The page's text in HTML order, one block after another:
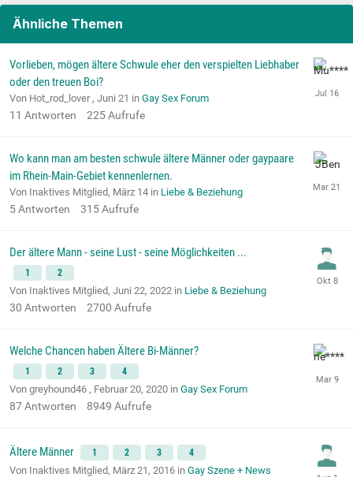
Ähnliche Themen
Vorlieben, mögen ältere Schwule eher den verspielten Liebhaber
oder den treuen Boi?
Von Hot_rod_lover , Juni 21 in Gay Sex Forum
11 Antworten 225Aufrufe
Wo kann man am besten schwule ältere Männer oder gaypaare
im Rhein-Main-Gebiet kennenlernen.
Von Inaktives Mitglied, März 14 in Liebe & Beziehung
5Antworten 315Aufrufe
Der ältere Mann - seine Lust - seine Möglichkeiten ...
1 2
Von Inaktives Mitglied, Juni 22, 2022 in Liebe & Beziehung
30 Antworten 2700 Aufrufe
Welche Chancen haben Ältere Bi-Männer?
1 2 3 4
Von greyhound46 , Februar 20, 2020 in Gay Sex Forum
87Antworten 8949 Aufrufe
Ältere Männer 1 2 3 4
Von Inaktives Mitglied, März 21, 2016 in Gay Szene + News